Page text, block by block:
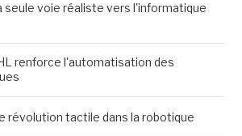
seule voie réaliste vers l'informatique
renforce l'automatisation des
révolution tactile dans la robotique